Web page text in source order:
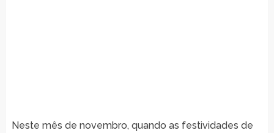
Neste mês de novembro, quando as festividades de